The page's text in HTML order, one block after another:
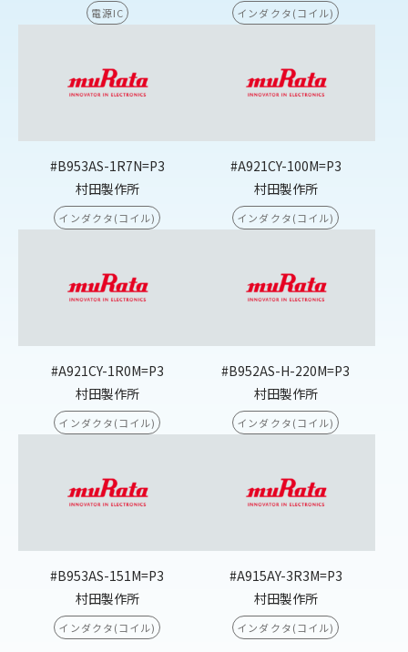
電源IC インダクタ(コイル)
#B953AS-1R7N=P3
村田製作所
インダクタ(コイル)
#A921CY-100M=P3
村田製作所
インダクタ(コイル)
#A921CY-1R0M=P3
村田製作所
インダクタ(コイル)
#B952AS-H-220M=P3
村田製作所
インダクタ(コイル)
#B953AS-151M=P3
村田製作所
インダクタ(コイル)
#A915AY-3R3M=P3
村田製作所
インダクタ(コイル)